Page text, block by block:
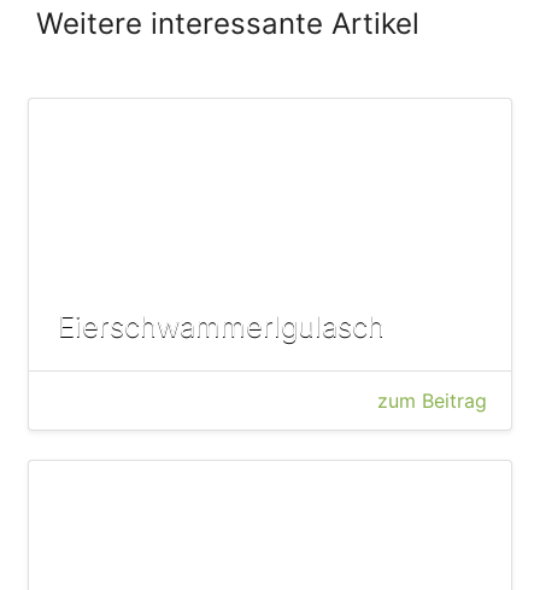
Weitere interessante Artikel
Eierschwammerlgulasch
zum Beitrag